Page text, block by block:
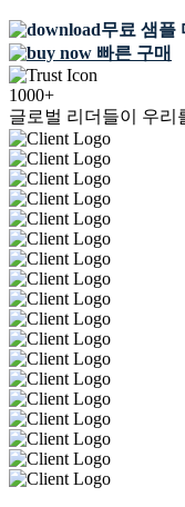
무료 샘플
빠른 구매
1000+
글로벌 리더들이 우리